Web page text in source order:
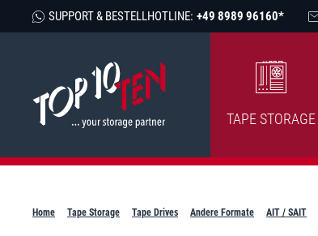
SUPPORT & BESTELLHOTLINE: +49 8989 96160*
TAPE STORAGE
Home Tape Storage Tape Drives Andere Formate AIT / SAIT